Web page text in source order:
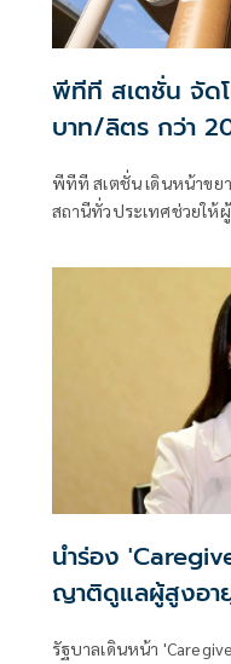
พีทีที สเตชั่น จัด
บาท/ลิตร กว่า
พีทีที สเตชั่น เดินหน้าขยายบริการเติ
สถานีทั่วประเทศช่วยให้ผู้
เวลาเร่งด่วน
นำร่อง
ญาติดูแลผู้สูงอา
รัฐบาลเดินหน้า